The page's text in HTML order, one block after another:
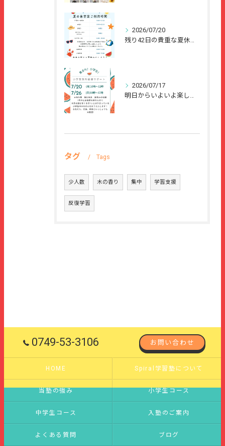
2026/07/20
2026/07/17
タグ Tags
少人数 木の香り 集中 学習支援
反復学習
0749-53-3106 お問い合わせ
HOME Spiral学習塾について
当塾の強み 小学生コース
中学生コース 入塾のご案内
よくある質問 ブログ